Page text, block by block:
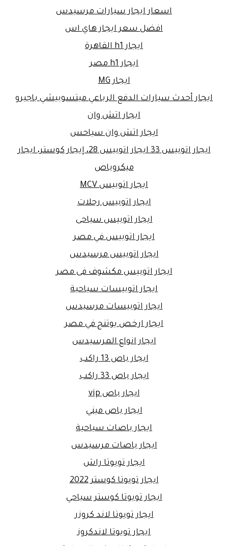
اسعار ايجار سيارات مرسيدس
افضل سعر ايجار هاي اس
ايجار h1 القاهرة
ايجار h1 مصر
ايجار MG
ايجار أحدث سيارات الدفع الرباعي ميتسوبيشي باجيرو
ايجار اتش وان
ايجار اتش وان سياحس
ايجار اتوبيس 33 ايجار اتوبيس 28، إيجار كوستر، ايجار
ميكروباص
ايجار اتوبيس MCV
ايجار اتوبيس رحلات
ايجار اتوبيس سياحى
ايجار اتوبيس في مصر
ايجار اتوبيس مرسيدس
ايجار اتوبيس مكشوف فى مصر
ايجار اتوبيسات سياحية
ايجار اتوبيسات مرسيدس
ايجار ارخص يوتنج في مصر
ايجار انواع المرسيدس
ايجار باص 13 راكب
ايجار باص 33 راكب
ايجار باص vip
ايجار باص ميني
ايجار باصات سياحية
ايجار باصات مرسيدس
ايجار تويوتا راش
ايجار تويوتا كوستر 2022
ايجار تويوتا كوستر سياحي
ايجار تويوتا لاند كروزر
ايجار تويوتا لاندكروز